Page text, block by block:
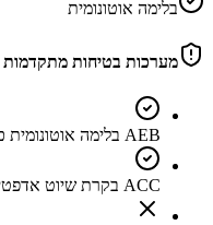
בלימה אוטונומית
מערכות בטיחות מתקדמות
AEB בלימה אוטונומית כולל זיהוי הולכי רגל ואופניים
ACC בקרת שיוט אדפטיבית כולל עצירה מלאה